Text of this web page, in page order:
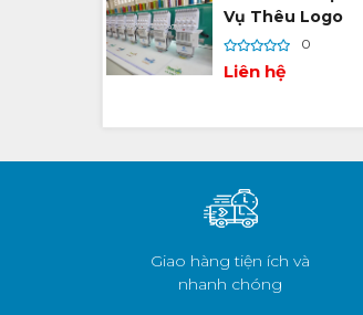
Vụ Thêu Logo
Theo Yêu Cầu –
Tối Ưu Hóa Hình
Ảnh Thương Hiệu
Liệu
0
Liên hệ
Giao hàng tiện ích và
nhanh chóng